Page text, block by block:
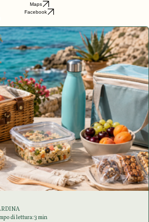
Maps
Maps
Facebook